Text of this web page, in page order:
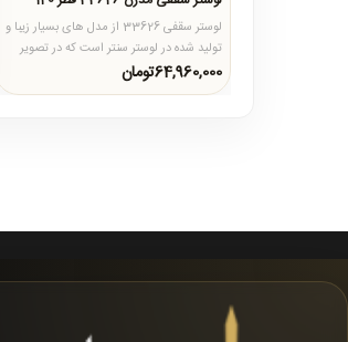
لوستر سقفی 33626 از مدل های بسیار زیبا و
تولید شده در لوستر سنتر است که در تصویر
بالا سایز 1 متر ا..
64,960,000تومان